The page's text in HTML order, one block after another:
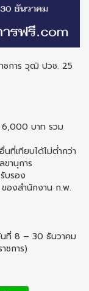
ชการ วุฒิ ปวช. 25
6,000 บาท รวม
ที่เทียบได้ไม่ต่ำกว่า
านุการ
บรอง
ของสำนักงาน ก.พ.
ที่ 8 – 30 ธันวาคม
ชการ)